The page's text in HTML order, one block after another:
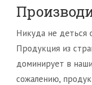
Никуда не деться
Продукция из
доминирует в
сожалению,